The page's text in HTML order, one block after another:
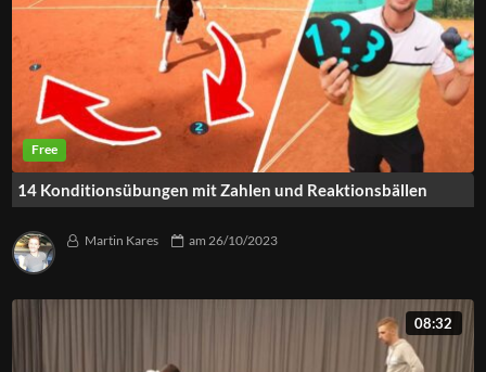
14 Konditionsübungen mit Zahlen und Reaktionsbällen
Martin Kares am26/10/2023
08:32